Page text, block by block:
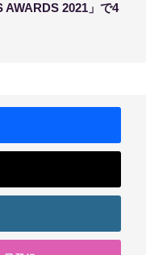
AWARDS 2021」で4